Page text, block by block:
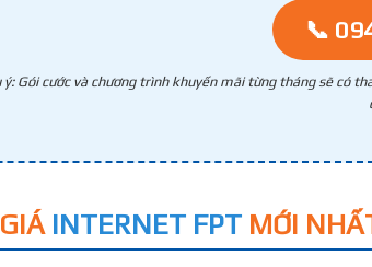
📞
ý: Gói cước và chương trình khuyến mãi từng tháng sẽ có
INTERNET FPT MỚI